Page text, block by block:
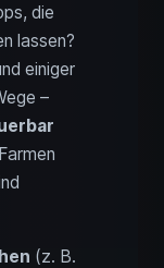
die
lassen?
einiger
–
(z. B.